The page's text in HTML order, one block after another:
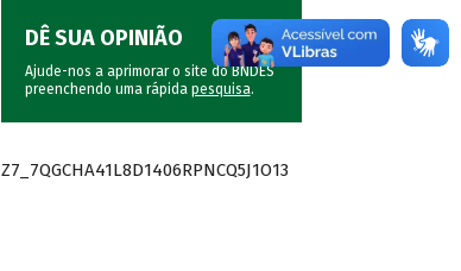
DÊ SUA OPINIÃO
Ajude-nos a aprimorar o site do BNDES
preenchendo uma rápida pesquisa.
Z7_7QGCHA41L8D1406RPNCQ5J1O13